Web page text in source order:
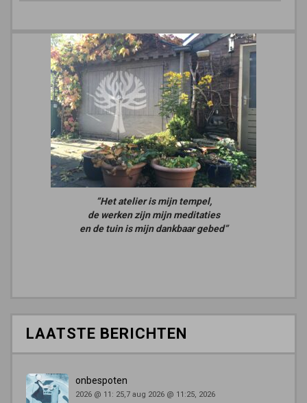
“Het atelier is mijn tempel,
de werken zijn mijn meditaties
en de tuin is mijn dankbaar gebed”
LAATSTE BERICHTEN
onbespoten
2026 @ 11: 25,7 aug 2026 @ 11:25, 2026